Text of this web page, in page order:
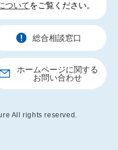
ついてをご覧ください。
総合相談窓口
ホームページに関する
お問い合わせ
All rights reserved.